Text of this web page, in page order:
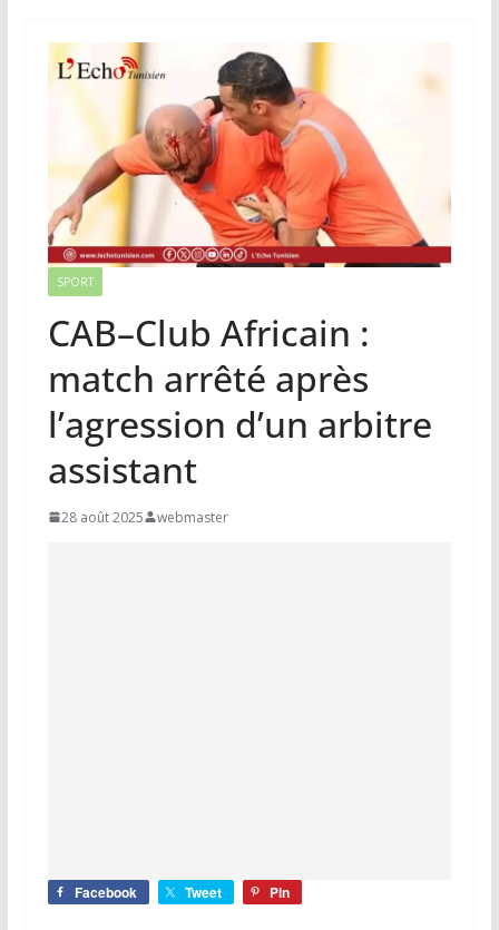
SPORT
CAB–Club Africain :
match arrêté après
l’agression d’un arbitre
assistant
28 août 2025 webmaster
Facebook Tweet Pin